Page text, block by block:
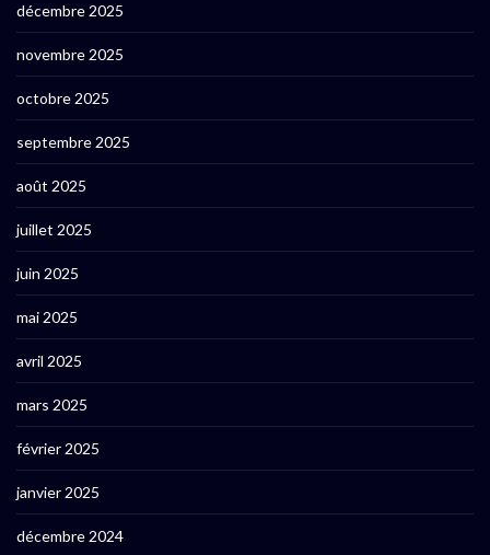
décembre 2025
novembre 2025
octobre 2025
septembre 2025
août 2025
juillet 2025
juin 2025
mai 2025
avril 2025
mars 2025
février 2025
janvier 2025
décembre 2024